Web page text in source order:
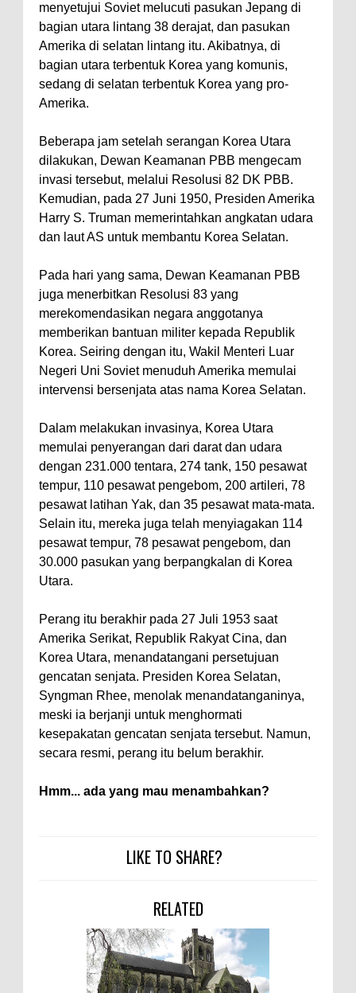
menyetujui Soviet melucuti pasukan Jepang di
bagian utara lintang 38 derajat, dan pasukan
Amerika di selatan lintang itu. Akibatnya, di
bagian utara terbentuk Korea yang komunis,
sedang di selatan terbentuk Korea yang pro-
Amerika.
Beberapa jam setelah serangan Korea Utara
dilakukan, Dewan Keamanan PBB mengecam
invasi tersebut, melalui Resolusi 82 DK PBB.
Kemudian, pada 27 Juni 1950, Presiden Amerika
Harry S. Truman memerintahkan angkatan udara
dan laut AS untuk membantu Korea Selatan.
Pada hari yang sama, Dewan Keamanan PBB
juga menerbitkan Resolusi 83 yang
merekomendasikan negara anggotanya
memberikan bantuan militer kepada Republik
Korea. Seiring dengan itu, Wakil Menteri Luar
Negeri Uni Soviet menuduh Amerika memulai
intervensi bersenjata atas nama Korea Selatan.
Dalam melakukan invasinya, Korea Utara
memulai penyerangan dari darat dan udara
dengan 231.000 tentara, 274 tank, 150 pesawat
tempur, 110 pesawat pengebom, 200 artileri, 78
pesawat latihan Yak, dan 35 pesawat mata-mata.
Selain itu, mereka juga telah menyiagakan 114
pesawat tempur, 78 pesawat pengebom, dan
30.000 pasukan yang berpangkalan di Korea
Utara.
Perang itu berakhir pada 27 Juli 1953 saat
Amerika Serikat, Republik Rakyat Cina, dan
Korea Utara, menandatangani persetujuan
gencatan senjata. Presiden Korea Selatan,
Syngman Rhee, menolak menandatanganinya,
meski ia berjanji untuk menghormati
kesepakatan gencatan senjata tersebut. Namun,
secara resmi, perang itu belum berakhir.
Hmm... ada yang mau menambahkan?
LIKE TO SHARE?
RELATED